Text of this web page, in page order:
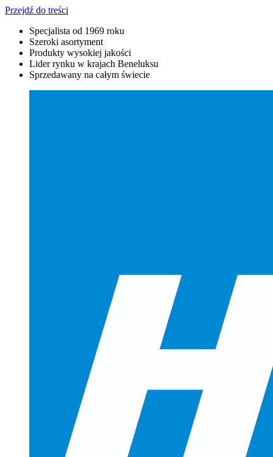
Przejdź do treści
Specjalista od 1969 roku
Szeroki asortyment
Produkty wysokiej jakości
Lider rynku w krajach Beneluksu
Sprzedawany na całym świecie